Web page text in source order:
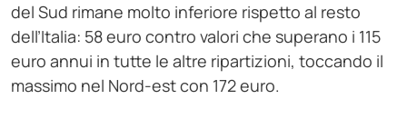
del Sud rimane molto inferiore rispetto al resto
dell’Italia: 58 euro contro valori che superano i 115
euro annui in tutte le altre ripartizioni, toccando il
massimo nel Nord-est con 172 euro.